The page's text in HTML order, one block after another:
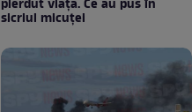
pierdut viața. Ce au pus în
sicriul micuței